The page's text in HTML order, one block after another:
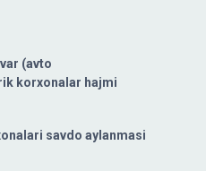
(avto
korxonalar hajmi
savdo aylanmasi